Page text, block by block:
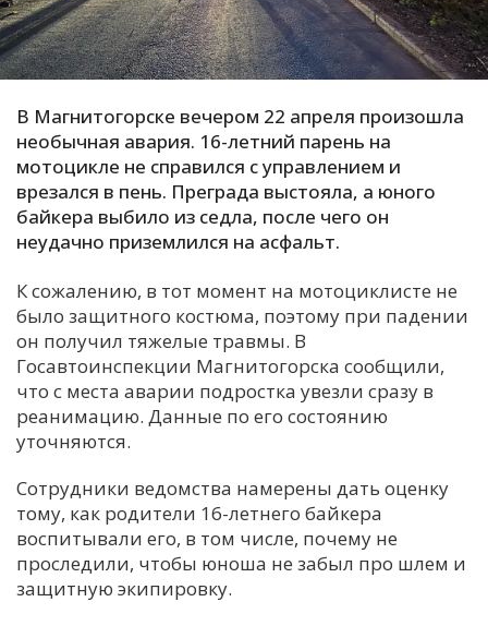
Е
И
К
М
Н
У
Ч
Я
В Магнитогорске вечером 22 апреля произошла
необычная авария. 16-летний парень на
мотоцикле не справился с управлением и
врезался в пень. Преграда выстояла, а юного
байкера выбило из седла, после чего он
неудачно приземлился на асфальт.
К сожалению, в тот момент на мотоциклисте не
было защитного костюма, поэтому при падении
он получил тяжелые травмы. В
Госавтоинспекции Магнитогорска сообщили,
что с места аварии подростка увезли сразу в
реанимацию. Данные по его состоянию
уточняются.
Сотрудники ведомства намерены дать оценку
тому, как родители 16-летнего байкера
воспитывали его, в том числе, почему не
проследили, чтобы юноша не забыл про шлем и
защитную экипировку.